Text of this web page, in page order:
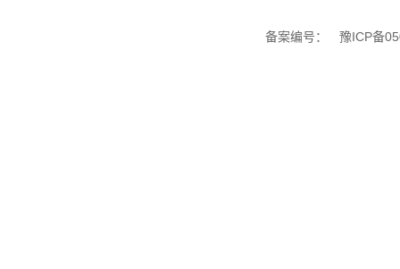
备案编号： 豫ICP备